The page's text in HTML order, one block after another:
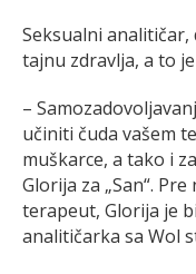
Seksualni
tajnu zdravlja, a to
–
učiniti čuda vašem
muškarce, a tako i
Glorija za „San“.
terapeut, Glorija je
analitičarka sa Wol